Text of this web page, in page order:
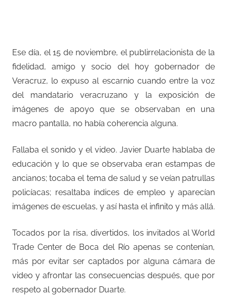
Ese día, el 15 de noviembre, el publirrelacionista de la
fidelidad, amigo y socio del hoy gobernador de
Veracruz, lo expuso al escarnio cuando entre la voz
del mandatario veracruzano y la exposición de
imágenes de apoyo que se observaban en una
macro pantalla, no había coherencia alguna.
Fallaba el sonido y el video. Javier Duarte hablaba de
educación y lo que se observaba eran estampas de
ancianos; tocaba el tema de salud y se veían patrullas
policíacas; resaltaba índices de empleo y aparecían
imágenes de escuelas, y así hasta el infinito y más allá.
Tocados por la risa, divertidos, los invitados al World
Trade Center de Boca del Río apenas se contenían,
más por evitar ser captados por alguna cámara de
video y afrontar las consecuencias después, que por
respeto al gobernador Duarte.